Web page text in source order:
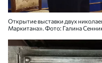
Открытие выставки двух
Маркитана». Фото: Галина